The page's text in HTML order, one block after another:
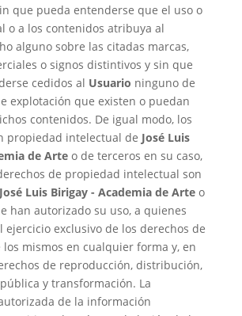
que pueda entenderse que el uso o
o a los contenidos atribuya al
alguno sobre las citadas marcas,
o signos distintivos y sin que
cedidos al Usuario ninguno de
explotación que existen o puedan
contenidos. De igual modo, los
propiedad intelectual de José Luis
de Arteo de terceros en su caso,
de propiedad intelectual son
José Luis Birigay - Academia de Arteo
han autorizado su uso, a quienes
ejercicio exclusivo de los derechos de
mismos en cualquier forma y, en
de reproducción, distribución,
y transformación. La
de la información